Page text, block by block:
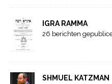
IGRA RAMMA
26 berichten
SHMUEL KATZMAN